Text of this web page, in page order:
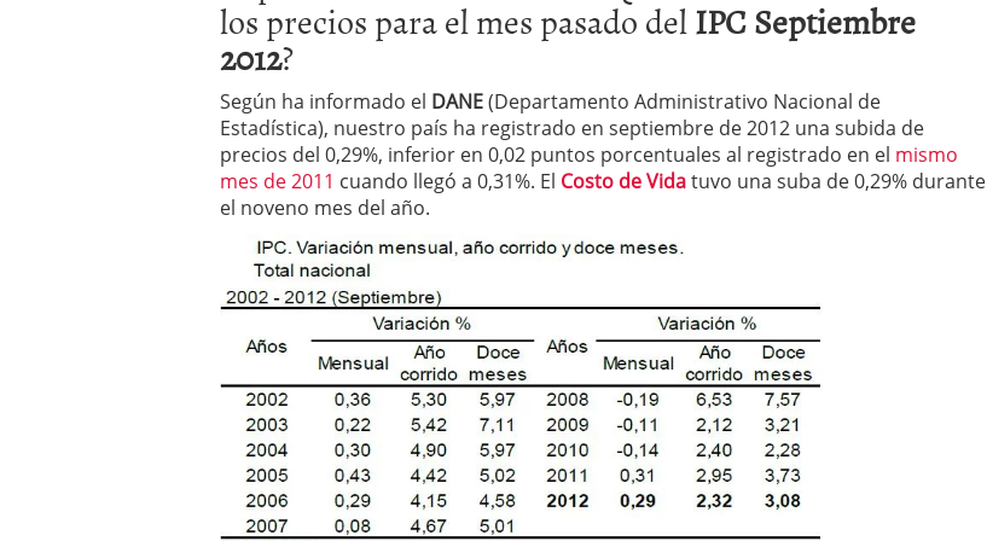
2025
los precios para el mes pasado delIPC Septiembre
2012?
Según ha informado el DANE(Departamento Administrativo Nacional de
Estadística), nuestro país ha registrado en septiembre de 2012 una subida de
precios del 0,29%, inferior en 0,02 puntos porcentuales al registrado en el mismo
mes de 2011 cuando llegó a 0,31%. El Costo de Vidatuvo una suba de 0,29% durante
el noveno mes del año.